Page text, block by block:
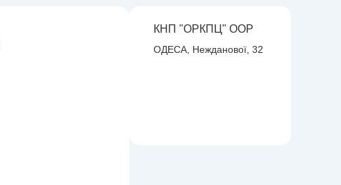
КНП "ОРКПЦ" ООР
ОДЕСА, Нежданової, 32